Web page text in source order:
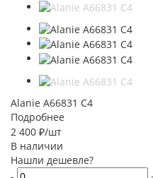
Alanie A66831 C4
Подробнее
2 400 ₽/шт
В наличии
Нашли дешевле?